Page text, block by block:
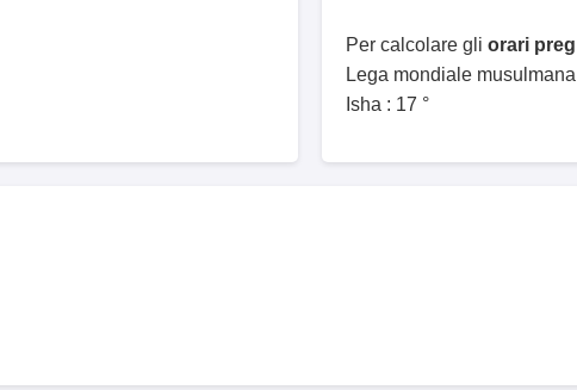
Per calcolare gli orari
Lega mondiale
Isha : 17 °